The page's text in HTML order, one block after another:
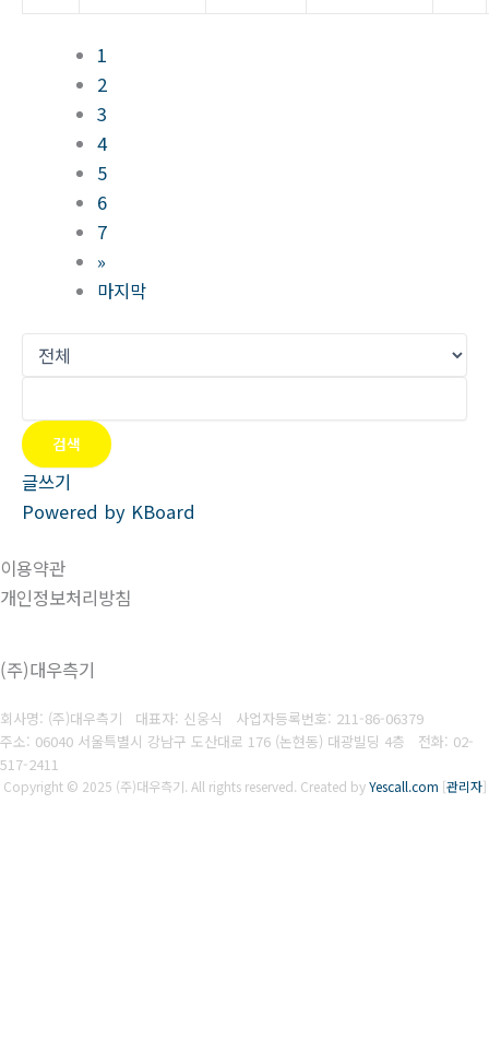
1
2
3
4
5
6
7
»
마지막
검색
글쓰기
Powered by KBoard
이용약관
개인정보처리방침
(주)대우측기
회사명: (주)대우측기 대표자: 신웅식 사업자등록번호: 211-86-06379
주소: 06040 서울특별시 강남구 도산대로 176 (논현동) 대광빌딩 4층 전화: 02-
517-2411
Copyright © 2025 (주)대우측기. All rights reserved. Created byYescall.com [관리자]